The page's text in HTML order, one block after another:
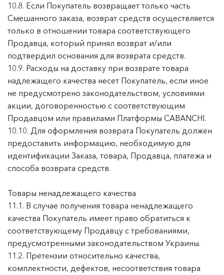
10.8. Если Покупатель возвращает только часть
Смешанного заказа, возврат средств осуществляется
только в отношении товара соответствующего
Продавца, который принял возврат и/или
подтвердил основания для возврата средств.
10.9. Расходы на доставку при возврате товара
надлежащего качества несет Покупатель, если иное
не предусмотрено законодательством, условиями
акции, договоренностью с соответствующим
Продавцом или правилами Платформы CABANCHI.
10.10. Для оформления возврата Покупатель должен
предоставить информацию, необходимую для
идентификации Заказа, товара, Продавца, платежа и
способа возврата средств.
Товары ненадлежащего качества
11.1. В случае получения товара ненадлежащего
качества Покупатель имеет право обратиться к
соответствующему Продавцу с требованиями,
предусмотренными законодательством Украины.
11.2. Претензии относительно качества,
комплектности, дефектов, несоответствия товара